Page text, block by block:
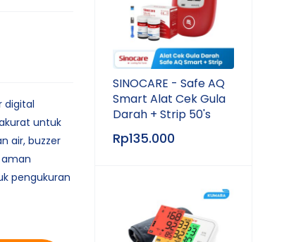
digital
untuk
air, buzzer
pengukuran
SINOCARE - Safe AQ
Smart Alat Cek Gula
Darah + Strip 50's
Rp135.000